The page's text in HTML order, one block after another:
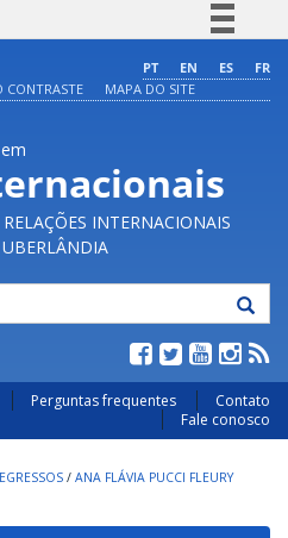
Comunica BR
Acesso à informação
Legislação
PT EN ES
FR
CONTRASTE MAPA DO SITE
INTERNACIONAIS
Perguntas frequentes
Contato
Fale conosco
EGRESSOS / ANA FLÁVIA PUCCI FLEURY